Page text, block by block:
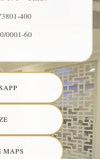
400
0001-60
MAPS